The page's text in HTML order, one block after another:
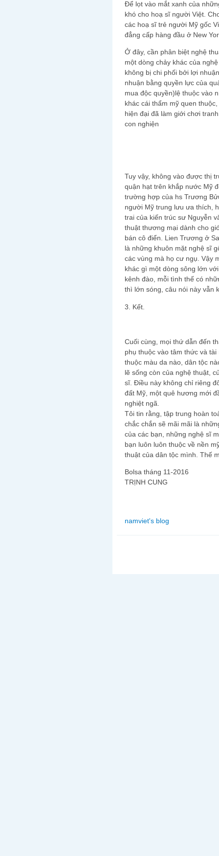
Để lọt vào mắt xanh của
khó cho hoạ sĩ người Việt.
các hoạ sĩ trẻ người Mỹ gốc
đẳng cấp hàng đầu ở New
Ở đây, cần phân biệt nghệ
một dòng chảy khác của
không bị chi phối bởi lợi
nhuận bằng quyền lực của
mua độc quyền)lệ thuộc vào
khác cái thẩm mỹ quen
hiện đại đã làm giới chơi
con nghiện
Tuy vậy, không vào được thị
quận hạt trên khắp nước Mỹ
trường hợp của hs Trương
người Mỹ trung lưu ưa thích,
trai của kiến trúc sư Nguyễn
thuật thương mại dành cho
bán cô điển. Lien Trương ở
là những khuôn mặt nghệ sĩ
các vùng mà họ cư ngụ. Vậy
khác gì một dòng sông lớn
kênh đào, mỗi tình thế có
thì lớn sóng, câu nói này vẫn
3. Kết.
Cuối cùng, mọi thứ dẫn đến
phụ thuộc vào tâm thức và
thuộc màu da nào, dân tộc
lẽ sống còn của nghệ thuật,
sĩ. Điều này không chỉ riêng
đất Mỹ, một quê hương mới
nghiệt ngã.
Tôi tin rằng, tập trung hoàn
chắc chắn sẽ mãi mãi là
của các bạn, những nghệ sĩ
bạn luôn luôn thuộc về nền
thuật của dân tộc mình. Thế
Bolsa tháng 11-2016
TRỊNH CUNG
namviet's blog